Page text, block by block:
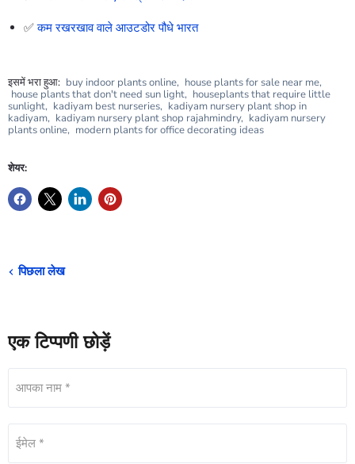
✅कम रखरखाव वाले आउटडोर पौधे भारत
इसमें भरा हुआ: buy indoor plants online, house plants for sale near me,
house plants that don't need sun light, houseplants that require little
sunlight, kadiyam best nurseries, kadiyam nursery plant shop in
kadiyam, kadiyam nursery plant shop rajahmindry, kadiyam nursery
plants online, modern plants for office decorating ideas
शेयर:
पिछला लेख
एक टिप्पणी छोड़ें
आपका नाम *
ईमेल *